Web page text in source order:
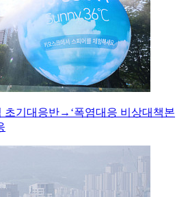
초기대응반→‘폭염대응 비상대책본